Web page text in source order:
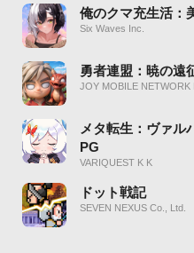
俺のクマ充生活：
Six Waves Inc.
勇者連盟：暁の遠
JOY MOBILE NETWORK
メタ転生：ヴァル
PG
VARIQUEST K K
ドット戦記
SEVEN NEXUS Co., Ltd.